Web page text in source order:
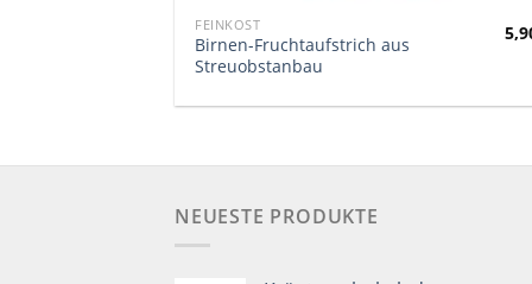
FEINKOST
Birnen-Fruchtaufstrich aus
Streuobstanbau
NEUESTE PRODUKTE